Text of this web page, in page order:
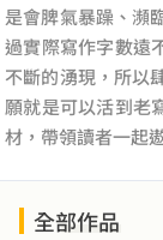
是會脾氣暴躁、瀕
過實際寫作字數遠
不斷的湧現，所以
願就是可以活到老
材，帶領讀者一起
全部作品